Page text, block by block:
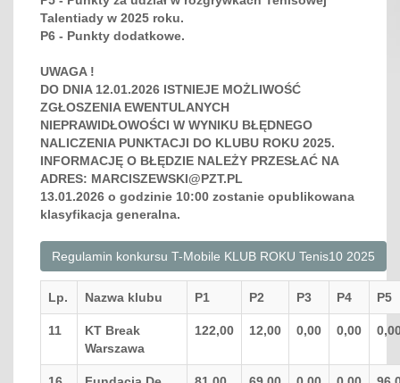
Talentiady w 2025 roku.
P6 - Punkty dodatkowe.
UWAGA !
DO DNIA 12.01.2026 ISTNIEJE MOŻLIWOŚĆ
ZGŁOSZENIA EWENTULANYCH
NIEPRAWIDŁOWOŚCI W WYNIKU BŁĘDNEGO
NALICZENIA PUNKTACJI DO KLUBU ROKU 2025.
INFORMACJĘ O BŁĘDZIE NALEŻY PRZESŁAĆ NA
ADRES: MARCISZEWSKI@PZT.PL
13.01.2026 o godzinie 10:00 zostanie opublikowana
klasyfikacja generalna.
Regulamin konkursu T-Mobile KLUB ROKU Tenis10 2025
Lp. Nazwa klubu P1 P2 P3 P4 P5
11
KT Break
Warszawa
122,00 12,00 0,00 0,00